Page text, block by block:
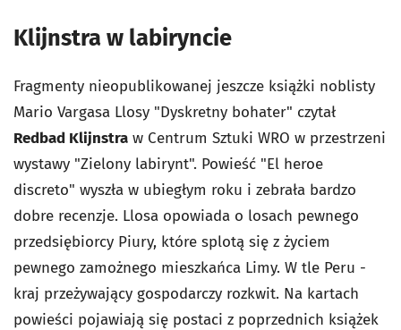
Klijnstra w labiryncie
Fragmenty nieopublikowanej jeszcze książki noblisty
Mario Vargasa Llosy "Dyskretny bohater" czytał
Redbad Klijnstra w Centrum Sztuki WRO w przestrzeni
wystawy "Zielony labirynt". Powieść "El heroe
discreto" wyszła w ubiegłym roku i zebrała bardzo
dobre recenzje. Llosa opowiada o losach pewnego
przedsiębiorcy Piury, które splotą się z życiem
pewnego zamożnego mieszkańca Limy. W tle Peru -
kraj przeżywający gospodarczy rozkwit. Na kartach
powieści pojawiają się postaci z poprzednich książek